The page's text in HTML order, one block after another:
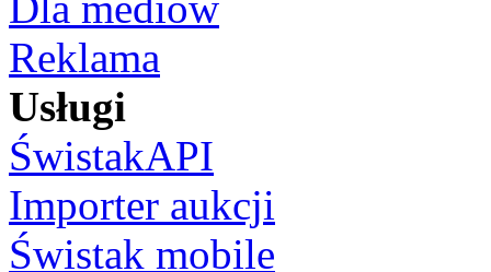
Reklama
Usługi
ŚwistakAPI
Importer aukcji
Świstak mobile